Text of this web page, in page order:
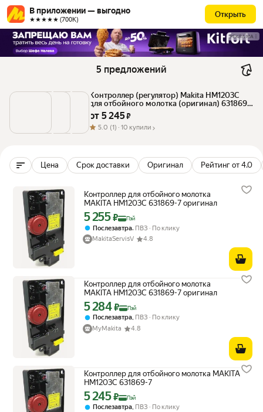
В приложении — выгодно
★★★★★ (700К)
Открыть
РЕКЛАМА
5 предложений
Контроллер (регулятор) Makita HM1203C
для отбойного молотка (оригинал) 631869-
7от 5 245 ₽
5.0 (1) · 10 купили
Цена Срок доставки Оригинал Рейтинг от 4.0
Контроллер для отбойного молотка
MAKITA HM1203C 631869-7 оригинал
Цена с картой Яндекс Пэй 5255 ₽ вместо
5 255₽ Пэй
Послезавтра, ПВЗ
По клику
MakitaServisV
4.8
Контроллер для отбойного молотка
MAKITA HM1203C 631869-7 оригинал
Цена с картой Яндекс Пэй 5284 ₽ вместо
5 284₽ Пэй
Послезавтра, ПВЗ
По клику
MyMakita
4.8
Контроллер для отбойного молотка MAKITA
HM1203C 631869-7
Цена с картой Яндекс Пэй 5245 ₽ вместо
5 245₽ Пэй
Послезавтра ПВЗ
По клику